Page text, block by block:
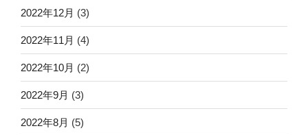
2022年12月 (3)
2022年11月 (4)
2022年10月 (2)
2022年9月 (3)
2022年8月 (5)